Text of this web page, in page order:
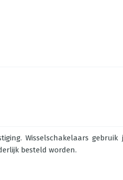
Wisselschakelaars
besteld worden.